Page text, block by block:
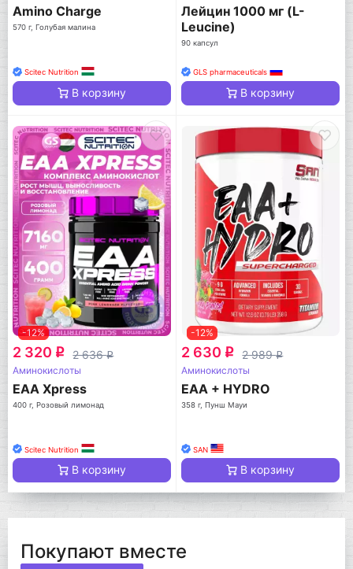
Amino Charge
570 г, Голубая малина
Scitec Nutrition
В корзину
Лейцин 1000 мг (L-
Leucine)
90 капсул
GLS pharmaceuticals
В корзину
-12%
2 320 q 2 636q
Аминокислоты
EAA Xpress
400 г, Розовый лимонад
Scitec Nutrition
В корзину
-12%
2 630 q 2 989q
Аминокислоты
EAA + HYDRO
358 г, Пунш Мауи
SAN
В корзину
Покупают вместе